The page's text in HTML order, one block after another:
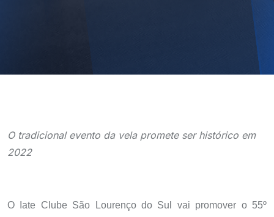
O tradicional evento da vela promete ser histórico em
2022
O Iate Clube São Lourenço do Sul vai promover o 55º